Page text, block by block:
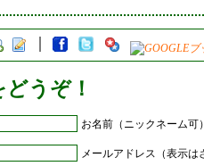
うぞ！
お名前（ニックネーム可
メールアドレス（表示